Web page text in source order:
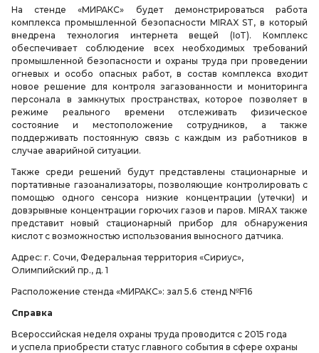
На стенде «МИРАКС» будет демонстрироваться работа
комплекса промышленной безопасности MIRAX ST, в который
внедрена технология интернета вещей (IoT). Комплекс
обеспечивает соблюдение всех необходимых требований
промышленной безопасности и охраны труда при проведении
огневых и особо опасных работ, в состав комплекса входит
новое решение для контроля загазованности и мониторинга
персонала в замкнутых пространствах, которое позволяет в
режиме реального времени отслеживать физическое
состояние и местоположение сотрудников, а также
поддерживать постоянную связь с каждым из работников в
случае аварийной ситуации.
Также среди решений будут представлены стационарные и
портативные газоанализаторы, позволяющие контролировать с
помощью одного сенсора низкие концентрации (утечки) и
довзрывные концентрации горючих газов и паров. MIRAX также
представит новый стационарный прибор для обнаружения
кислот с возможностью использования выносного датчика.
Адрес: г. Сочи, Федеральная территория «Сириус»,
Олимпийский пр., д. 1
Расположение стенда «МИРАКС»: зал 5.6 стенд №F16
Справка
Всероссийская неделя охраны труда проводится с 2015 года
и успела приобрести статус главного события в сфере охраны